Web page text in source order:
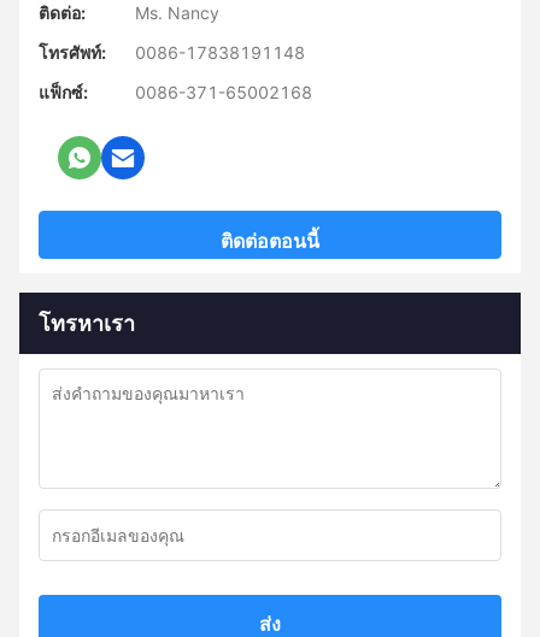
ติดต่อ:
Ms. Nancy
โทรศัพท์:
0086-17838191148
แฟ็กซ์:
0086-371-65002168
ติดต่อตอนนี้
โทรหาเรา
ส่ง